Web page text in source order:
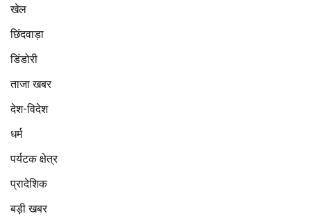
खेल
छिंदवाड़ा
डिंडोरी
ताजा खबर
देश-विदेश
धर्म
पर्यटक क्षेत्र
प्रादेशिक
बड़ी खबर